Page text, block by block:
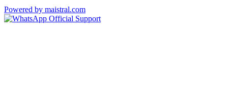
Powered by maistral.com